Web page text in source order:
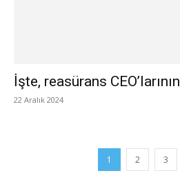
İşte, reasürans
22 Aralık 2024
1 2 3